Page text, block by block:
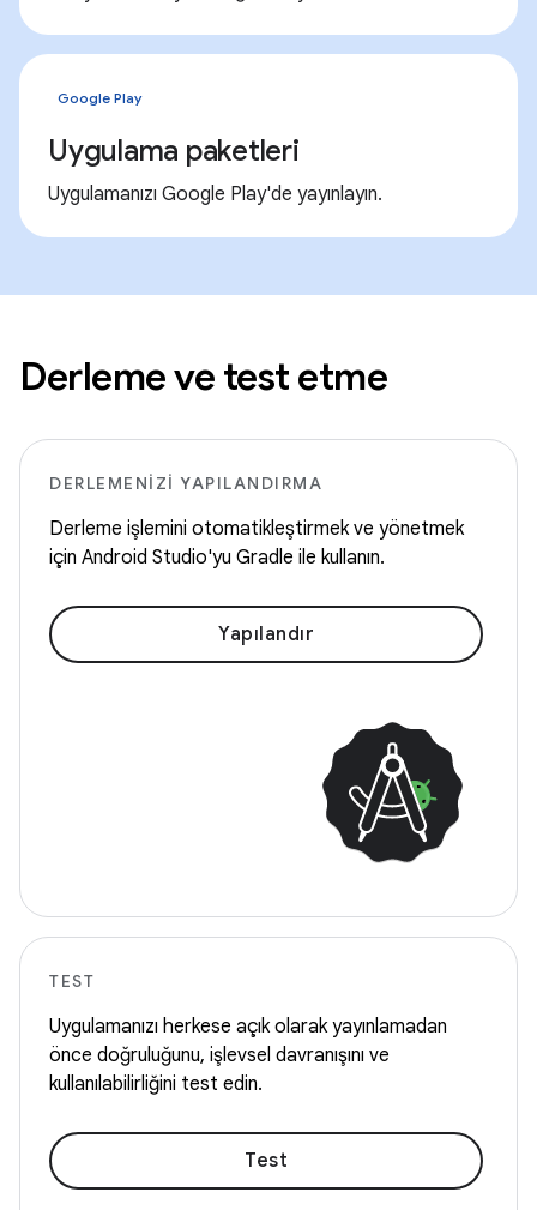
Google Play
Uygulama paketleri
Uygulamanızı Google Play'de yayınlayın.
Derleme ve test etme
DERLEMENIZI YAPILANDIRMA
Derleme işlemini otomatikleştirmek ve yönetmek
için Android Studio'yu Gradle ile kullanın.
Yapılandır
TEST
Uygulamanızı herkese açık olarak yayınlamadan
önce doğruluğunu, işlevsel davranışını ve
kullanılabilirliğini test edin.
Test